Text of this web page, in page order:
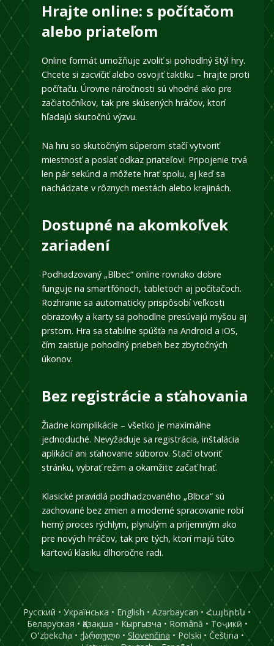
Hrajte online: s počítačom
alebo priateľom
Online formát umožňuje zvoliť si pohodlný štýl hry.
Chcete si zacvičiť alebo osvojiť taktiku – hrajte proti
počítaču. Úrovne náročnosti sú vhodné ako pre
začiatočníkov, tak pre skúsených hráčov, ktorí
hľadajú skutočnú výzvu.
Na hru so skutočným súperom stačí vytvoriť
miestnosť a poslať odkaz priateľovi. Pripojenie trvá
len pár sekúnd a môžete hrať spolu, aj keď sa
nachádzate v rôznych mestách alebo krajinách.
Dostupné na akomkoľvek
zariadení
Podhadzovaný „Blbec“ online rovnako dobre
funguje na smartfónoch, tabletoch aj počítačoch.
Rozhranie sa automaticky prispôsobí veľkosti
obrazovky a karty sa pohodlne presúvajú myšou aj
prstom. Hra sa stabilne spúšťa na Android a iOS,
čím zaisťuje pohodlný priebeh bez zbytočných
úkonov.
Bez registrácie a sťahovania
Žiadne komplikácie – všetko je maximálne
jednoduché. Nevyžaduje sa registrácia, inštalácia
aplikácií ani sťahovanie súborov. Stačí otvoriť
stránku, vybrať režim a okamžite začať hrať.
Klasické pravidlá podhadzovaného „Blbca“ sú
zachované bez zmien a moderné spracovanie robí
herný proces rýchlym, plynulým a príjemným ako
pre nových hráčov, tak pre tých, ktorí majú túto
kartovú klasiku dlhoročne radi.
Русский • Українська • English • Azərbaycan • Հայերեն•
Беларуская • Қазақша • Кыргызча • Română • Тоҷикӣ •
Oʻzbekcha • ქართული• Slovenčina • Polski • Čeština •